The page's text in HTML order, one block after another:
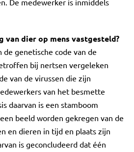
De medewerker is inmiddels
van dier op mens vastgesteld?
genetische code van de
bij nertsen vergeleken
van de virussen die zijn
van het besmette
daarvan is een stamboom
beeld worden gekregen van de
en dieren in tijd en plaats zijn
is geconcludeerd dat één